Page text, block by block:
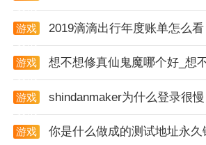
2.单人游戏是有限的，可以继续与最
候。每日奖励丰厚;
3.这是相对容易的。玩家可以自由发
物顽强战斗。
游戏测评
游戏
2019滴滴出行年度账单怎么
游戏
想不想修真仙鬼魔哪个好_想
游戏
shindanmaker为什么登录很
游戏
你是什么做成的测试地址永